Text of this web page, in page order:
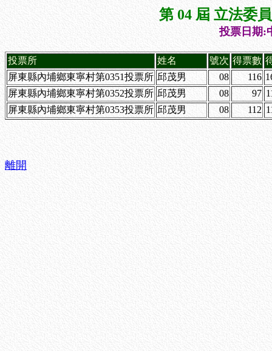
第 04 屆 立法委
投票日期:
投票所 姓名 號次 得票數
屏東縣內埔鄉東寧村第0351投票所 邱茂男 08 116
屏東縣內埔鄉東寧村第0352投票所 邱茂男 08 97
屏東縣內埔鄉東寧村第0353投票所 邱茂男 08 112
離開